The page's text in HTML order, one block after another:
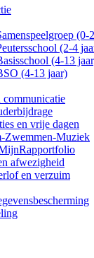
(0-
(2-4
(4-13
(4-13 jaar)
communicatie
en vrije dagen
Zwemmen-Muziek
afwezigheid
en verzuim